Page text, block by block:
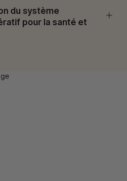
du système
pour la santé et